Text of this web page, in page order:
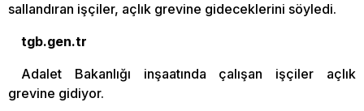
sallandıran işçiler, açlık grevine gideceklerini söyledi.
tgb.gen.tr
Adalet Bakanlığı inşaatında çalışan işçiler açlık
grevine gidiyor.